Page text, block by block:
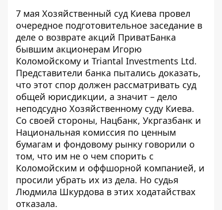
7 мая Хозяйственный суд Киева провел
очередное подготовительное заседание в
деле о возврате акций ПриватБанка
бывшим акционерам Игорю
Коломойскому и Triantal Investments Ltd.
Представители банка пытались доказать,
что этот спор должен рассматривать суд
общей юрисдикции, а значит – дело
неподсудно Хозяйственному суду Киева.
Со своей стороны, Нацбанк, Укргазбанк и
Национальная комиссия по ценным
бумагам и фондовому рынку говорили о
том, что им не о чем спорить с
Коломойским и оффшорной компанией, и
просили убрать их из дела. Но судья
Людмила Шкурдова в этих ходатайствах
отказала.